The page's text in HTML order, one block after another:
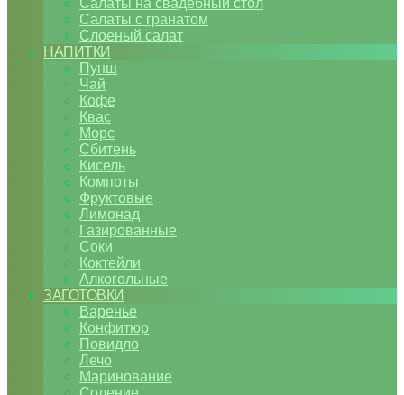
Салаты на свадебный стол
Салаты с гранатом
Слоеный салат
НАПИТКИ
Пунш
Чай
Кофе
Квас
Морс
Сбитень
Кисель
Компоты
Фруктовые
Лимонад
Газированные
Соки
Коктейли
Алкогольные
ЗАГОТОВКИ
Варенье
Конфитюр
Повидло
Лечо
Маринование